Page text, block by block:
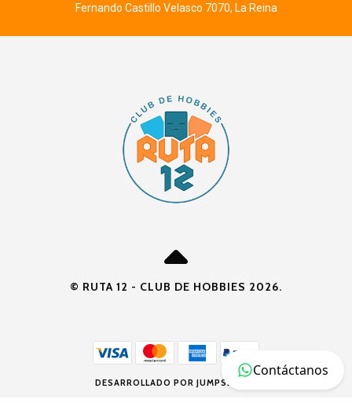
Fernando Castillo Velasco 7070, La Reina
© RUTA 12 - CLUB DE HOBBIES 2026.
DESARROLLADO POR JUMPSELLER
Contáctanos